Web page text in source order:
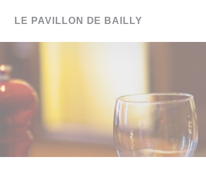
LE PAVILLON DE BAILLY